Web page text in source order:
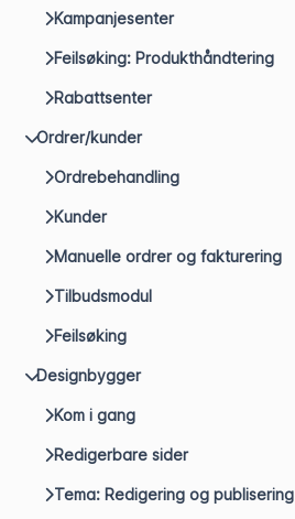
Kampanjesenter
Feilsøking: Produkthåndtering
Rabattsenter
Ordrer/kunder
Ordrebehandling
Kunder
Manuelle ordrer og fakturering
Tilbudsmodul
Feilsøking
Designbygger
Kom i gang
Redigerbare sider
Tema: Redigering og publisering